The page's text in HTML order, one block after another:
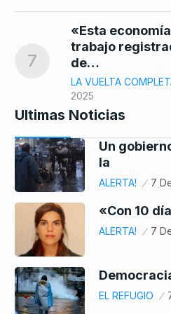
7
«Esta
trabajo
de…
LA VUELTA
2025
Ultimas Noticias
Un
la
ALERTA! 7
«Con 10
ALERTA! 7
EL REFUGIO